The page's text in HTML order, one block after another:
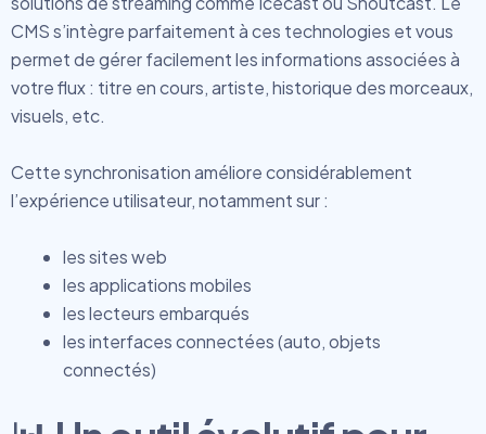
CMS s’intègre parfaitement à ces technologies et vous
permet de gérer facilement les informations associées à
votre flux : titre en cours, artiste, historique des morceaux,
visuels, etc.
Cette synchronisation améliore considérablement
l’expérience utilisateur, notamment sur :
les sites web
les applications mobiles
les lecteurs embarqués
les interfaces connectées (auto, objets
connectés)